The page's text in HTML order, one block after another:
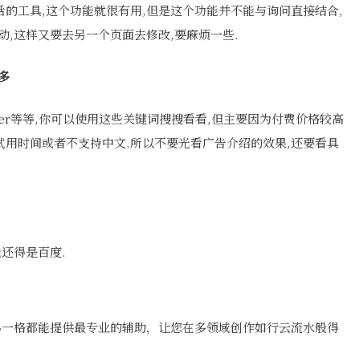
工具,这个功能就很有用,但是这个功能并不能与询问直接结合,
,这样又要去另一个页面去修改,要麻烦一些.
等,你可以使用这些关键词搜搜看看,但主要因为付费价格较高
时间或者不支持中文.所以不要光看广告介绍的效果,还要看具
得是百度.
格都能提供最专业的辅助，让您在多领域创作如行云流水般得